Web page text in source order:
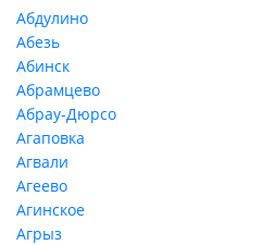
Абдулино
Абезь
Абинск
Абрамцево
Абрау-Дюрсо
Агаповка
Агвали
Агеево
Агинское
Агрыз